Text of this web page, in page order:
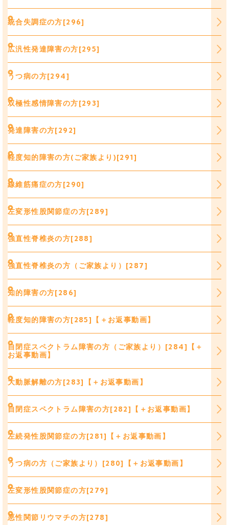
統合失調症の方[296]
広汎性発達障害の方[295]
うつ病の方[294]
双極性感情障害の方[293]
発達障害の方[292]
軽度知的障害の方(ご家族より)[291]
線維筋痛症の方[290]
左変形性股関節症の方[289]
強直性脊椎炎の方[288]
強直性脊椎炎の方（ご家族より）[287]
知的障害の方[286]
軽度知的障害の方[285]【＋お返事動画】
自閉症スペクトラム障害の方（ご家族より）[284]【＋
お返事動画】
大動脈解離の方[283]【＋お返事動画】
自閉症スペクトラム障害の方[282]【＋お返事動画】
左続発性股関節症の方[281]【＋お返事動画】
うつ病の方（ご家族より）[280]【＋お返事動画】
左変形性股関節症の方[279]
悪性関節リウマチの方[278]